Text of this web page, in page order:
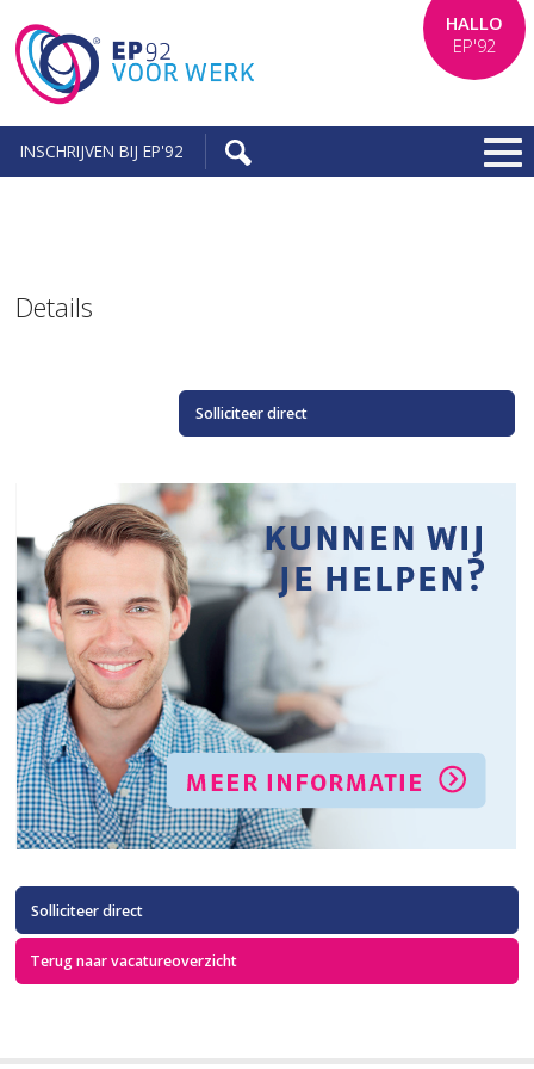
HALLO
EP'92
INSCHRIJVEN BIJ EP'92
Details
Solliciteer direct
Solliciteer direct
Terug naar vacatureoverzicht